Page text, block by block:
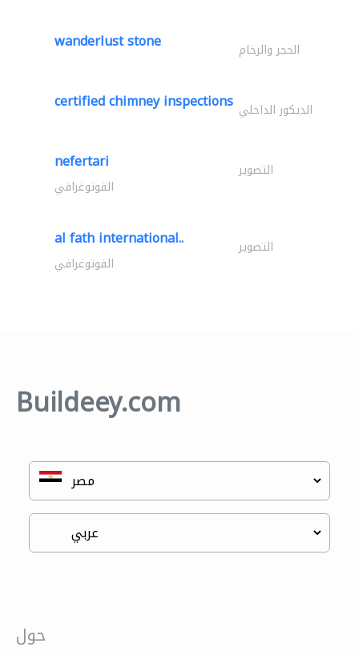
wanderlust stone الحجر والرخام
certified chimney inspections الديكور الداخلي
nefertari التصوير
الفوتوغرافي
al fath international.. التصوير
الفوتوغرافي
Buildeey.com
حول